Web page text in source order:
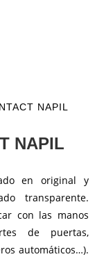
NAPIL
NAPIL
en original y
transparente.
con las manos
de puertas,
automáticos…).